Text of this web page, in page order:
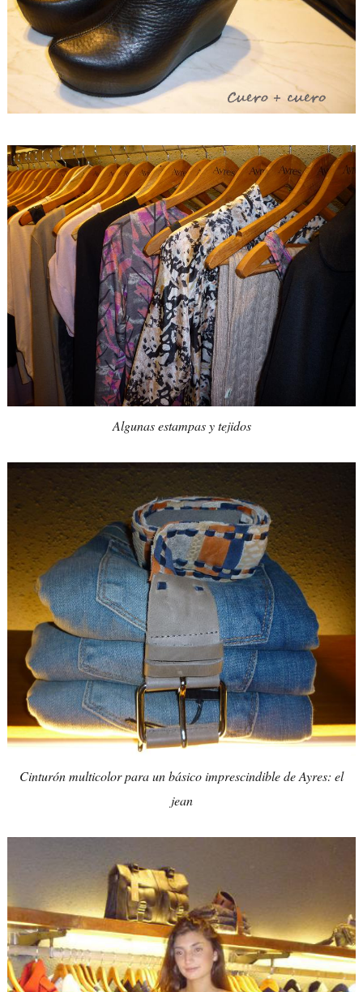
Algunas estampas y tejidos
Cinturón multicolor para un básico imprescindible de Ayres: el
jean